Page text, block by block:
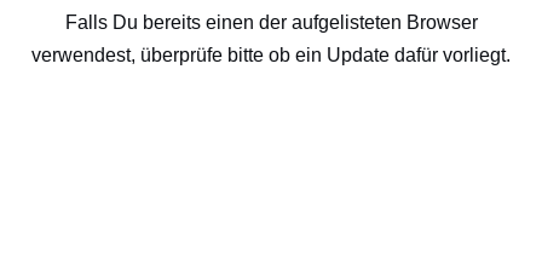
Falls Du bereits einen der aufgelisteten Browser
verwendest, überprüfe bitte ob ein Update dafür vorliegt.